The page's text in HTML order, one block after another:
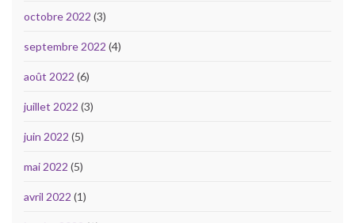
octobre 2022 (3)
septembre 2022 (4)
août 2022 (6)
juillet 2022 (3)
juin 2022 (5)
mai 2022 (5)
avril 2022 (1)